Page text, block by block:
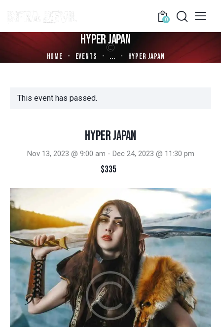
0
HYPER JAPAN
HOME EVENTS ... HYPER JAPAN
This event has passed.
Hyper Japan
Nov 13, 2023 @ 9:00 am - Dec 24, 2023 @ 11:30 pm
$335